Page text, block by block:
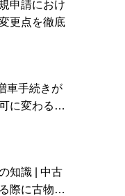
申請におけ
更点を徹底
車手続きが
に変わる…
知識 | 中古
際に古物…